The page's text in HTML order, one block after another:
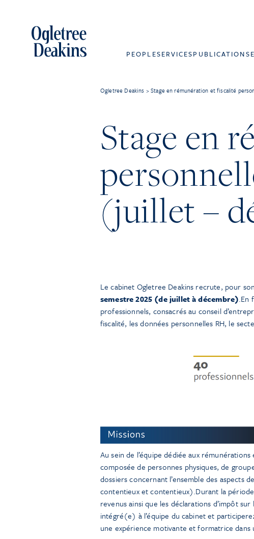
PEOPLESERVICESPUBLICATIONS
Ogletree Deakins >Stage en rémunération et fiscalité
Stage en
(juillet –
Le cabinet Ogletree Deakins recrute, pour
semestre 2025 (de juillet à décembre).En
professionnels, consacrés au conseil
fiscalité, les données personnelles RH, le
Au sein de l’équipe dédiée aux
composée de personnes physiques, de
dossiers concernant l’ensemble des
contentieux et contentieux).Durant la
revenus ainsi que les déclarations d’impôt
intégré(e) à l’équipe du cabinet et
une expérience motivante et formatrice